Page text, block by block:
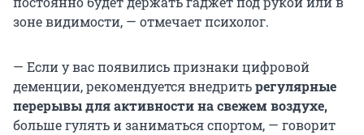
зоне видимости, — отмечает психолог.
— Если у вас появились признаки цифровой
деменции, рекомендуется внедритьрегулярные
перерывы для активности на свежем воздухе,
больше гулять и заниматься спортом, — говорит